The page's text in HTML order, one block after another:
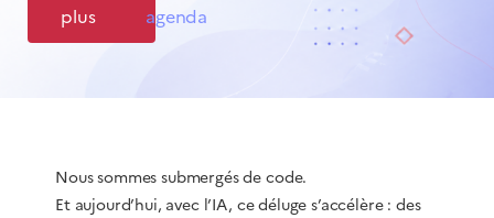
plus
agenda
Nous sommes submergés de code.
Et aujourd’hui, avec l’IA, ce déluge s’accélère : des